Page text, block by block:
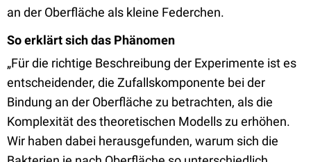
an der Oberfläche als kleine Federchen.
So erklärt sich das Phänomen
„Für die richtige Beschreibung der Experimente ist es
entscheidender, die Zufallskomponente bei der
Bindung an der Oberfläche zu betrachten, als die
Komplexität des theoretischen Modells zu erhöhen.
Wir haben dabei herausgefunden, warum sich die